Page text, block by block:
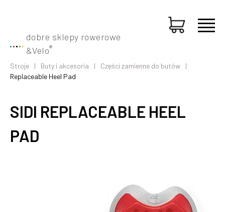
dobre sklepy rowerowe
&Velo®
Stroje Buty i akcesoria
Części zamienne do butów
Replaceable Heel Pad
SIDI REPLACEABLE HEEL
PAD